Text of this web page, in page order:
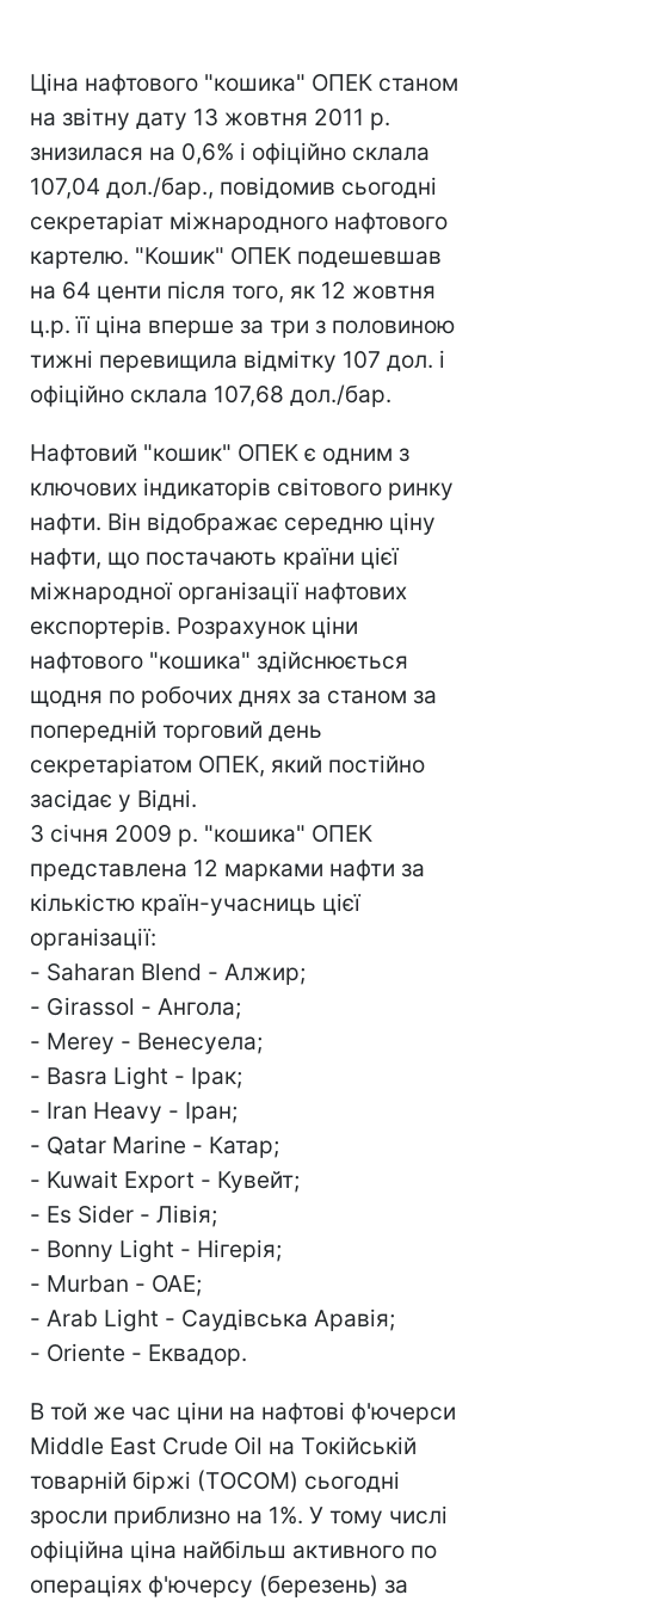
Ціна нафтового "кошика" ОПЕК станом
на звітну дату 13 жовтня 2011 р.
знизилася на 0,6% і офіційно склала
107,04 дол./бар., повідомив сьогодні
секретаріат міжнародного нафтового
картелю. "Кошик" ОПЕК подешевшав
на 64 центи після того, як 12 жовтня
ц.р. її ціна вперше за три з половиною
тижні перевищила відмітку 107 дол. і
офіційно склала 107,68 дол./бар.
Нафтовий "кошик" ОПЕК є одним з
ключових індикаторів світового ринку
нафти. Він відображає середню ціну
нафти, що постачають країни цієї
міжнародної організації нафтових
експортерів. Розрахунок ціни
нафтового "кошика" здійснюється
щодня по робочих днях за станом за
попередній торговий день
секретаріатом ОПЕК, який постійно
засідає у Відні.
З січня 2009 р. "кошика" ОПЕК
представлена ​​12 марками нафти за
кількістю країн-учасниць цієї
організації:
- Saharan Blend - Алжир;
- Girassol - Ангола;
- Merey - Венесуела;
- Basra Light - Ірак;
- Iran Heavy - Іран;
- Qatar Marine - Катар;
- Kuwait Export - Кувейт;
- Es Sider - Лівія;
- Bonny Light - Нігерія;
- Murban - ОАЕ;
- Arab Light - Саудівська Аравія;
- Oriente - Еквадор.
В той же час ціни на нафтові ф'ючерси
Middle East Crude Oil на Tокійській
товарній біржі (ТOCOM) сьогодні
зросли приблизно на 1%. У тому числі
офіційна ціна найбільш активного по
операціях ф'ючерсу (березень) за